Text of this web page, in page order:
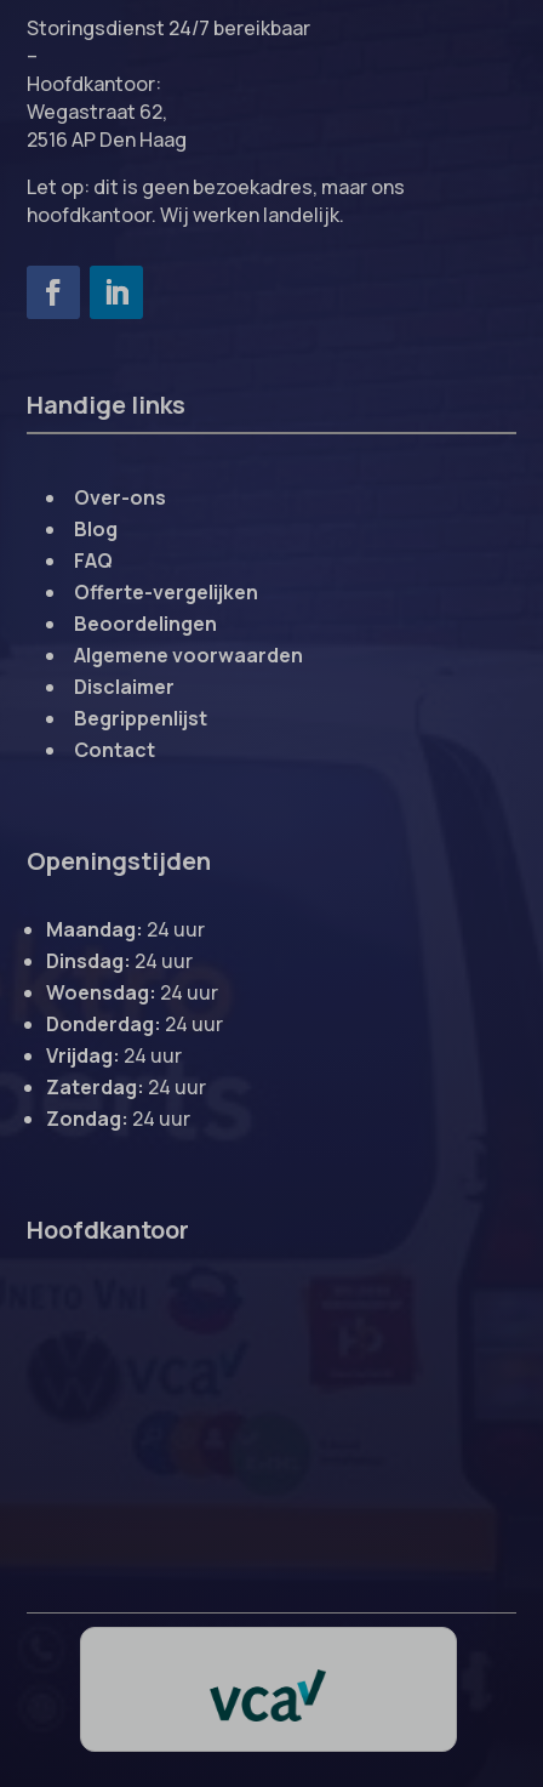
Storingsdienst 24/7 bereikbaar
–
Hoofdkantoor:
Wegastraat 62,
2516 AP Den Haag
Let op: dit is geen bezoekadres, maar ons
hoofdkantoor. Wij werken landelijk.
Handige links
Over-ons
Blog
FAQ
Offerte-vergelijken
Beoordelingen
Algemene voorwaarden
Disclaimer
Begrippenlijst
Contact
Openingstijden
Maandag: 24 uur
Dinsdag: 24 uur
Woensdag: 24 uur
Donderdag: 24 uur
Vrijdag: 24 uur
Zaterdag: 24 uur
Zondag: 24 uur
Hoofdkantoor